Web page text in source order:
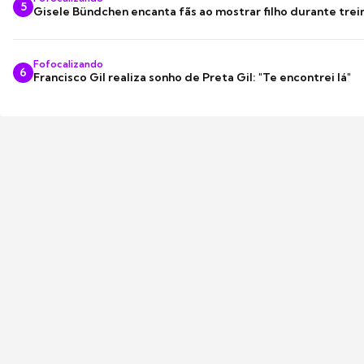
5 Gisele Bündchen encanta fãs ao mostrar filho durante
6
Fofocalizando
Francisco Gil realiza sonho de Preta Gil: "Te encontrei lá"